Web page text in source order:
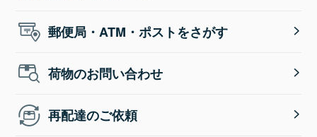
郵便局・ATM・ポストをさがす
荷物のお問い合わせ
再配達のご依頼